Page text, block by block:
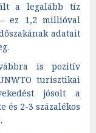
a legalább tíz
ez 1,2 millióval
adatait
is pozitív
turisztikai
jósolt a
és 2-3 százalékos